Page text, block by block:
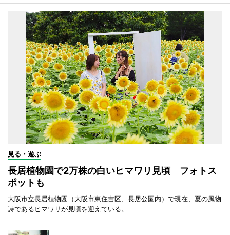
見る・遊ぶ
長居植物園で2万株の白いヒマワリ見頃 フォトス
ポットも
大阪市立長居植物園（大阪市東住吉区、長居公園内）で現在、夏の風物
詩であるヒマワリが見頃を迎えている。